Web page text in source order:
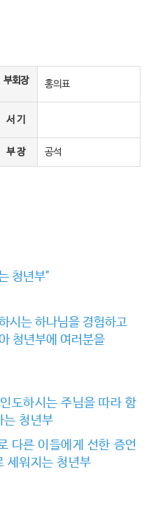
부회장 홍의표
서 기
부 장 공석
청년부"
시는 하나님을 경험하고
청년부에 여러분을
도하시는 주님을 따라 함
는 청년부
다른 이들에게 선한 증언
세워지는 청년부